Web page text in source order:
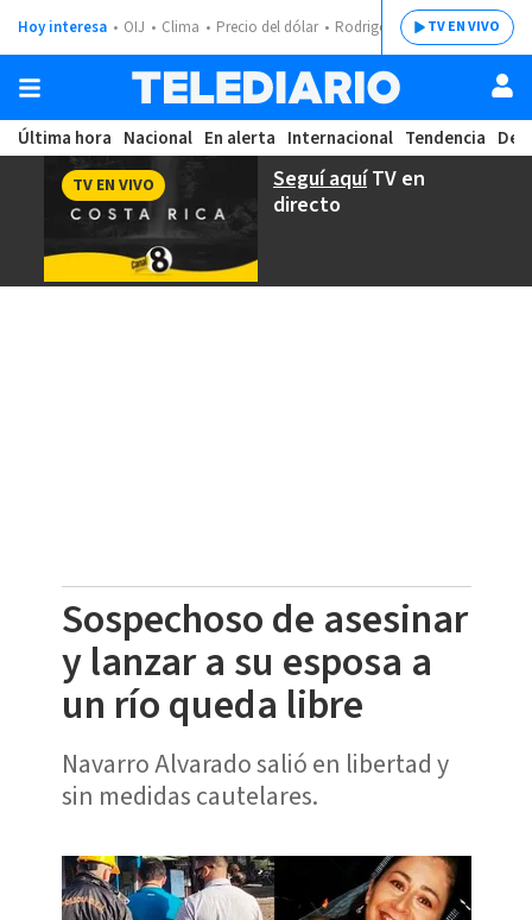
Hoy interesa OIJ Clima Precio del dólar Rodrigo ChavesTV EN VIVO
Última hora Nacional En alerta Internacional Tendencia
Seguí aquíTV en
directo
TV EN VIVO
Sospechoso de asesinar
y lanzar a su esposa a
un río queda libre
Navarro Alvarado salió en libertad y
sin medidas cautelares.